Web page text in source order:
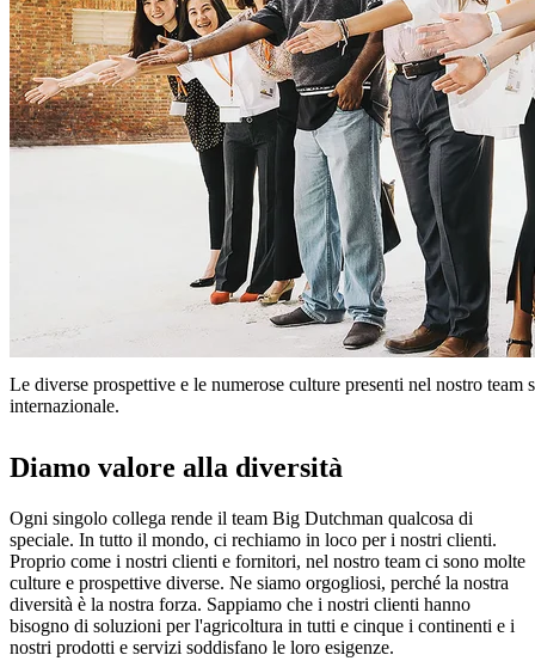
Le diverse prospettive e le numerose culture presenti nel nostro
internazionale.
Diamo valore alla diversità
Ogni singolo collega rende il team Big Dutchman qualcosa di
speciale. In tutto il mondo, ci rechiamo in loco per i nostri clienti.
Proprio come i nostri clienti e fornitori, nel nostro team ci sono molte
culture e prospettive diverse. Ne siamo orgogliosi, perché la nostra
diversità è la nostra forza. Sappiamo che i nostri clienti hanno
bisogno di soluzioni per l'agricoltura in tutti e cinque i continenti e i
nostri prodotti e servizi soddisfano le loro esigenze.